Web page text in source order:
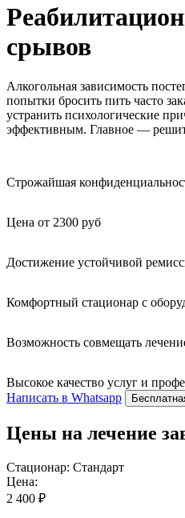
срывов
Алкогольная зависимость
попытки бросить пить часто
устранить психологические
эффективным. Главное —
Строжайшая
Цена от 2300 руб
Достижение устойчивой
Комфортный стационар с
Возможность совмещать
Высокое качество услуг и
Написать в Whatsapp
Цены на лечение
Стационар: Стандарт
Цена:
2 400 ₽